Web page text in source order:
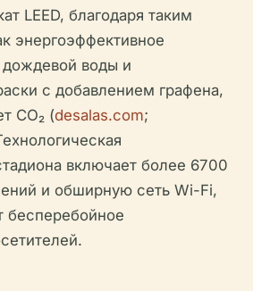
LEED, благодаря таким
энергоэффективное
воды и
с добавлением графена,
CO₂ (desalas.com;
включает более 6700
и обширную сеть Wi-Fi,
бесперебойное